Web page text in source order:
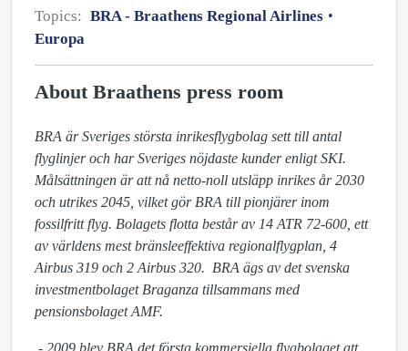
Topics: BRA - Braathens Regional Airlines
Europa
About Braathens press room
BRA är Sveriges största inrikesflygbolag sett till antal
flyglinjer och har Sveriges nöjdaste kunder enligt SKI.
Målsättningen är attnå netto-noll utsläpp inrikes år 2030
och utrikes 2045, vilket gör BRA till pionjärer inom
fossilfritt flyg. Bolagets flotta består av 14 ATR 72-600, ett
av världens mest bränsleeffektiva regionalflygplan, 4
Airbus 319 och 2 Airbus 320. BRA ägs av det svenska
investmentbolaget Braganza tillsammans med
pensionsbolaget AMF.
- 2009 blev BRA det första kommersiella flygbolaget att